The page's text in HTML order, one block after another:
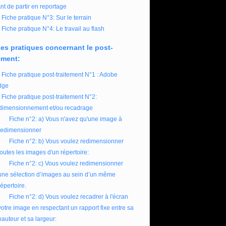
de partir en reportage
Fiche pratique N°3: Sur le terrain
Fiche pratique N°4: Le travail au flash
pratiques concernant le post-
Fiche pratique post-traitement N°1 : Adobe
Fiche pratique post-traitement N°2:
et/ou recadrage
Fiche n°2: a) Vous n'avez qu'une image à
Fiche n°2: b) Vous voulez redimensionner
les images d'un répertoire:
Fiche n°2: c) Vous voulez redimensionner
sélection d’images au sein d’un même
Fiche n°2: d) Vous voulez recadrer à l'écran
image en respectant un rapport fixe entre sa
et sa largeur: